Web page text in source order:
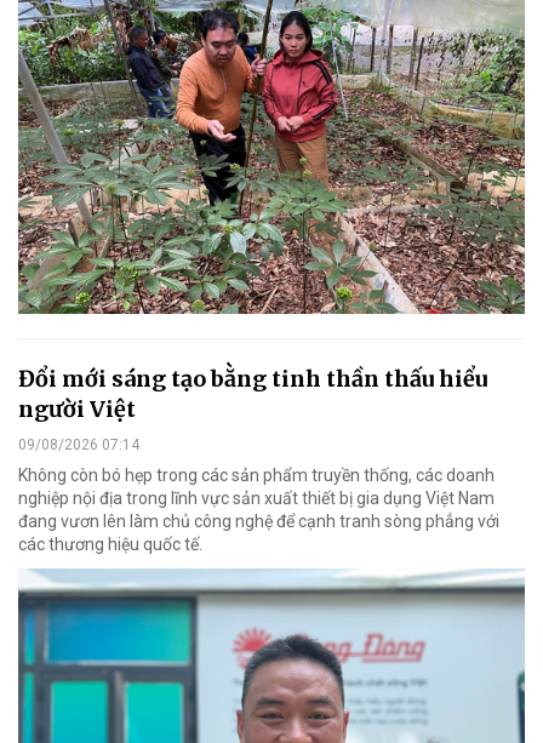
Đổi mới sáng tạo bằng tinh thần thấu hiểu
người Việt
09/08/2026 07:14
Không còn bó hẹp trong các sản phẩm truyền thống, các doanh
nghiệp nội địa trong lĩnh vực sản xuất thiết bị gia dụng Việt Nam
đang vươn lên làm chủ công nghệ để cạnh tranh sòng phẳng với
các thương hiệu quốc tế.